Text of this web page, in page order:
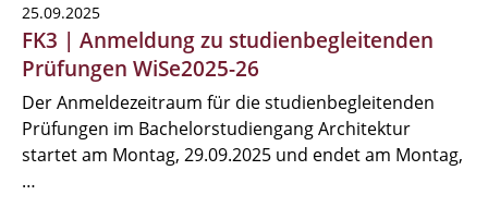
25.09.2025
FK3 | Anmeldung zu studienbegleitenden
Prüfungen WiSe2025-26
Der Anmeldezeitraum für die studienbegleitenden
Prüfungen im Bachelorstudiengang Architektur
startet am Montag, 29.09.2025 und endet am Montag,
…